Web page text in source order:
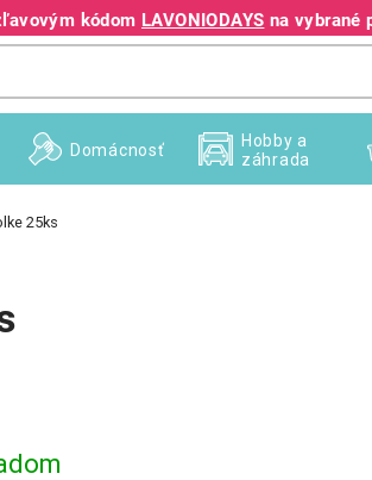
kódom LAVONIODAYS na vybrané
+421 940 995 209
Domácnosť
Hobby a
záhrada
25ks